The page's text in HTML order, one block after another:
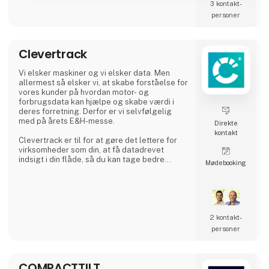
Vores kunder findes i hele
3 kontakt­
personer
Clevertrack
Vi elsker maskiner og vi elsker data. Men
allermest så elsker vi, at skabe forståelse for
vores kunder på hvordan motor- og
forbrugsdata kan hjælpe og skabe værdi i
deres forretning. Derfor er vi selvfølgelig
med på årets E&H-messe.
Clevertrack er til for at gøre det lettere for
virksomheder som din, at få datadrevet
indsigt i din flåde, så du kan tage bedre
Direkte
kontakt
Møde­booking
2 kontakt­
personer